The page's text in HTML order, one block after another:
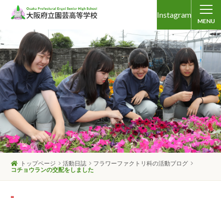
Instagram
MENU
トップページ 活動日誌
フラワーファクトリ科の活動ブログ
コチョウランの交配をしました